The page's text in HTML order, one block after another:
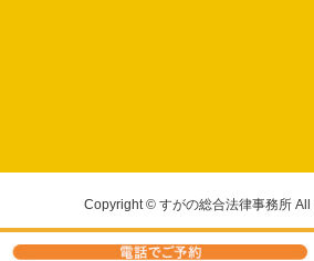
Copyright © すがの総合法律事務所 All